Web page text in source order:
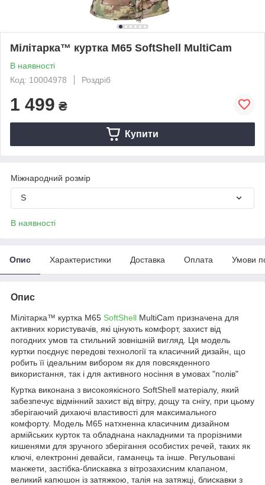
Мілітарка™ куртка M65 SoftShell MultiCam
В наявності
Код: 10004978
Роздріб
1 499 ₴
Купити
Міжнародний розмір
S
В наявності
Опис Характеристики Доставка Оплата Умови
Опис
Мілітарка™ куртка M65 SoftShell MultiCam призначена для
активних користувачів, які цінують комфорт, захист від
погодних умов та стильний зовнішній вигляд. Ця модель
куртки поєднує передові технології та класичний дизайн, що
робить її ідеальним вибором як для повсякденного
використання, так і для активного носіння в умовах "полів"
Куртка виконана з високоякісного SoftShell матеріалу, який
забезпечує відмінний захист від вітру, дощу та снігу, при цьому
зберігаючий дихаючі властивості для максимального
комфорту. Модель M65 натхненна класичним дизайном
армійських курток та обладнана накладними та прорізними
кишенями для зручного зберігання особистих речей, таких як
ключі, електронні девайси, гаманець та інше. Регульовані
манжети, застібка-блискавка з вітрозахисним клапаном,
великий капюшон із затяжкою, талія на затяжці, блискавки з